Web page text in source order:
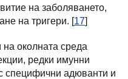
на заболяването,
на тригери. [17]
околната среда
редки имунни
специфични адюванти и